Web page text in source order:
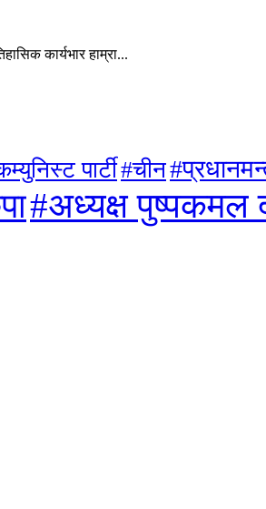
कार्यभार हाम्रा...
पार्टी#चीन
#अध्यक्ष पुष्पकमल